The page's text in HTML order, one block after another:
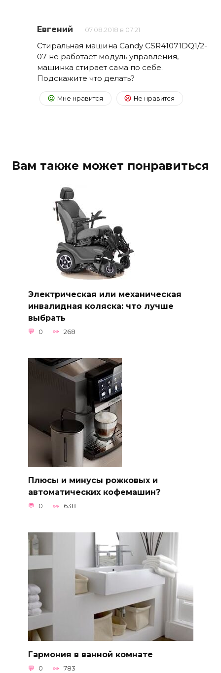
Евгений 07.08.2018 в 07:21
Стиральная машина Candy CSR41071DQ1/2-
07 не работает модуль управления,
машинка стирает сама по себе.
Подскажите что делать?
Мне нравится Не нравится
Вам также может понравиться
Электрическая или механическая
инвалидная коляска: что лучше
выбрать
0 268
Плюсы и минусы рожковых и
автоматических кофемашин?
0 638
Гармония в ванной комнате
0 783